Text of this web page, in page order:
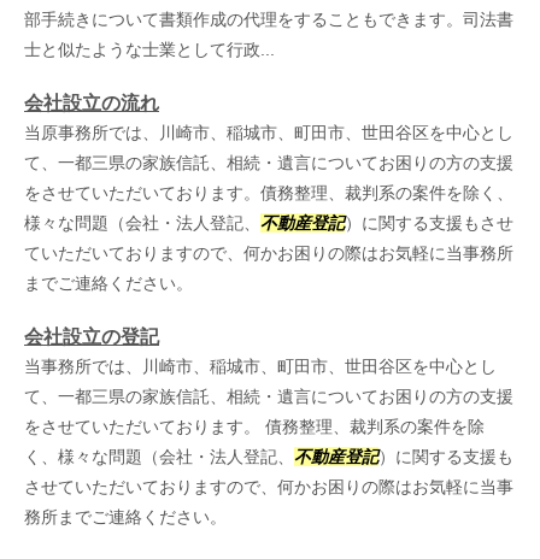
部手続きについて書類作成の代理をすることもできます。司法書
士と似たような士業として行政...
会社設立の流れ
当原事務所では、川崎市、稲城市、町田市、世田谷区を中心とし
て、一都三県の家族信託、相続・遺言についてお困りの方の支援
をさせていただいております。債務整理、裁判系の案件を除く、
様々な問題（会社・法人登記、 不動産登記）に関する支援もさせ
ていただいておりますので、何かお困りの際はお気軽に当事務所
までご連絡ください。
会社設立の登記
当事務所では、川崎市、稲城市、町田市、世田谷区を中心とし
て、一都三県の家族信託、相続・遺言についてお困りの方の支援
をさせていただいております。 債務整理、裁判系の案件を除
く、様々な問題（会社・法人登記、 不動産登記）に関する支援も
させていただいておりますので、何かお困りの際はお気軽に当事
務所までご連絡ください。